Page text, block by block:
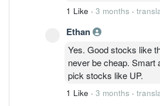
1 Like · 3 months ·
Ethan
Yes. Good stocks like
never be cheap. Smart
pick stocks like UP.
1 Like · 3 months ·